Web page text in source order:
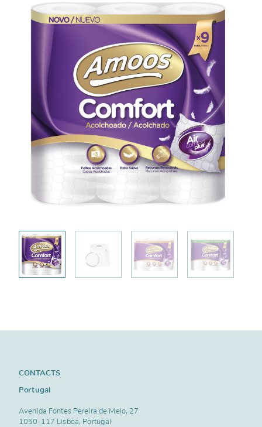
CONTACTS
Portugal
Avenida Fontes Pereira de Melo, 27
1050-117 Lisboa, Portugal